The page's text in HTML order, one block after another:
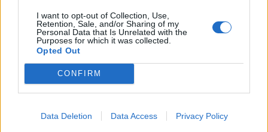
I want to opt-out of Collection, Use,
Retention, Sale, and/or Sharing of my
Personal Data that Is Unrelated with the
Purposes for which it was collected.
Opted Out
CONFIRM
Data Deletion Data Access Privacy Policy
collaborazione e trasferimento di
competenze, dimostrando l’importanza di
intervenire fin dalle prime fasi di sviluppo
imprenditoriale.
In questo contesto,MUSA Scarl
innovativi, capace di promuovere iniziative